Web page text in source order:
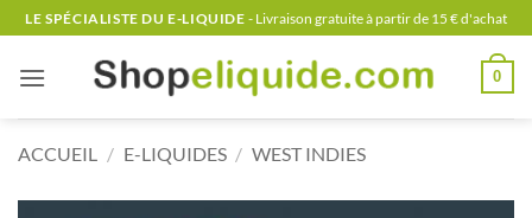
Passer
au
contenu
LE SPÉCIALISTE DU E-LIQUIDE - Livraison gratuite à partir de 15 € d'achat
0
ACCUEIL / E-LIQUIDES / WEST INDIES